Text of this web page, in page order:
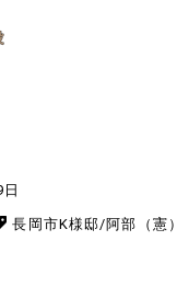
長岡市K様邸/阿部（憲）